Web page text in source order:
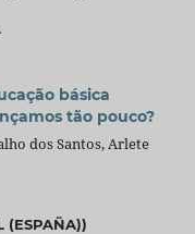
básica
tão pouco?
dos Santos, Arlete
(ESPAÑA))